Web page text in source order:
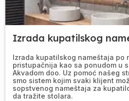
Izrada kupatilskog
Izrada kupatilskog nameštaja po
pristupačnija kao sa ponudom u
Akvadom doo. Uz pomoć našeg
smo sistem kojim svaki klijent
sopstvenog nameštaja za
da tražite stolara.